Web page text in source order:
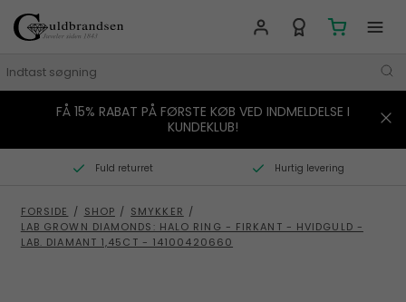
MÆRKER
SMYKKER
BOLIG
FÅ 15% RABAT PÅ FØRSTE KØB VED INDMELDELSE I
KUNDEKLUB!
Fuld returret Hurtig levering
FORSIDE / SHOP / SMYKKER /
LAB GROWN DIAMONDS: HALO RING - FIRKANT - HVIDGULD -
LAB. DIAMANT 1,45CT - 14100420660